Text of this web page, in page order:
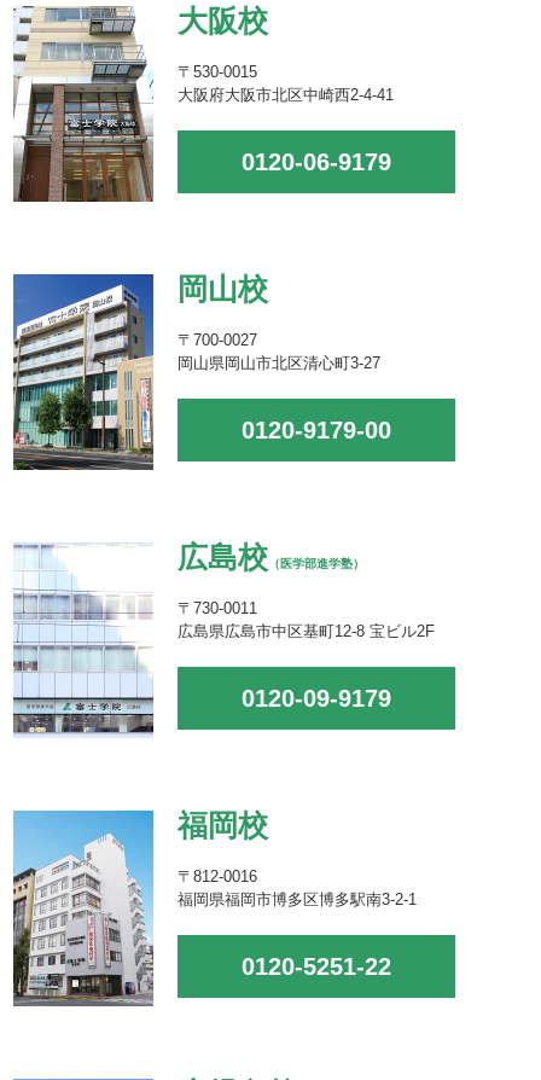
大阪校
〒530-0015
大阪府大阪市北区中崎西2-4-41
0120-06-9179
岡山校
〒700-0027
岡山県岡山市北区清心町3-27
0120-9179-00
広島校 （医学部進学塾）
〒730-0011
広島県広島市中区基町12-8 宝ビル2F
0120-09-9179
福岡校
〒812-0016
福岡県福岡市博多区博多駅南3-2-1
0120-5251-22